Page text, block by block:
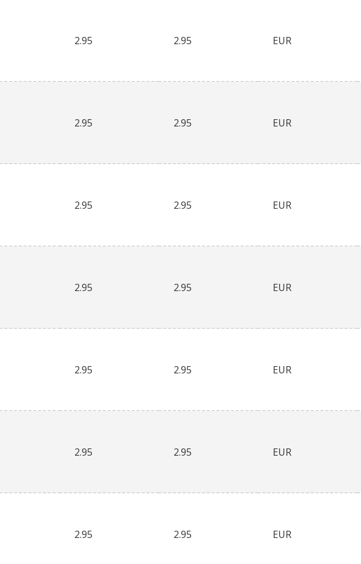
2.95 2.95 EUR
2.95 2.95 EUR
2.95 2.95 EUR
2.95 2.95 EUR
2.95 2.95 EUR
2.95 2.95 EUR
2.95 2.95 EUR